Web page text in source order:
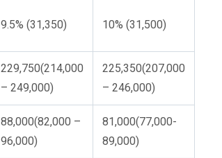
9.5% (31,350) 10% (31,500)
229,750(214,000
– 249,000)
225,350(207,000
– 246,000)
88,000(82,000 –
96,000)
81,000(77,000-
89,000)